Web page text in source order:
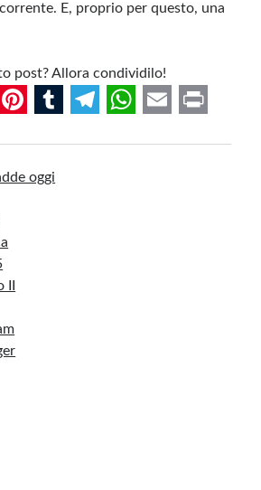
E, proprio per questo, una
post? Allora condividilo!
m
oggi